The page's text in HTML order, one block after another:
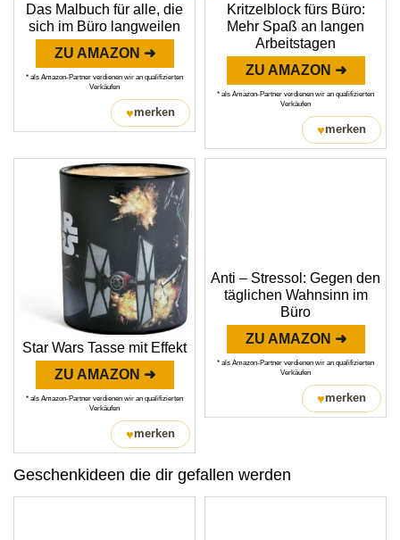
Das Malbuch für alle, die
sich im Büro langweilen
ZU AMAZON ➜
* als Amazon-Partner verdienen wir an qualifizierten
Verkäufen
♥merken
Kritzelblock fürs Büro:
Mehr Spaß an langen
Arbeitstagen
ZU AMAZON ➜
* als Amazon-Partner verdienen wir an qualifizierten
Verkäufen
♥merken
Star Wars Tasse mit Effekt
ZU AMAZON ➜
* als Amazon-Partner verdienen wir an qualifizierten
Verkäufen
♥merken
Anti – Stressol: Gegen den
täglichen Wahnsinn im
Büro
ZU AMAZON ➜
* als Amazon-Partner verdienen wir an qualifizierten
Verkäufen
♥merken
Geschenkideen die dir gefallen werden